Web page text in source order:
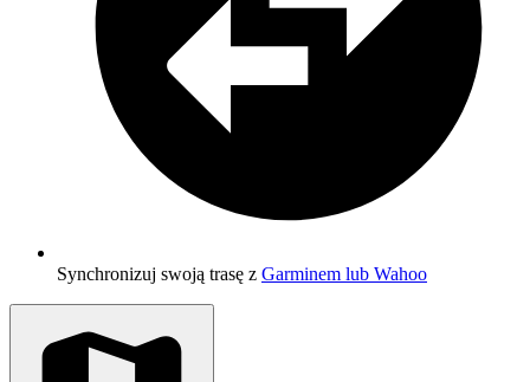
Synchronizuj swoją trasę z Garminem lub Wahoo